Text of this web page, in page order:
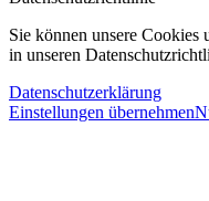
Sie können unsere Cookies
in unseren
Datenschutzerklärung
Einstellungen übernehmen